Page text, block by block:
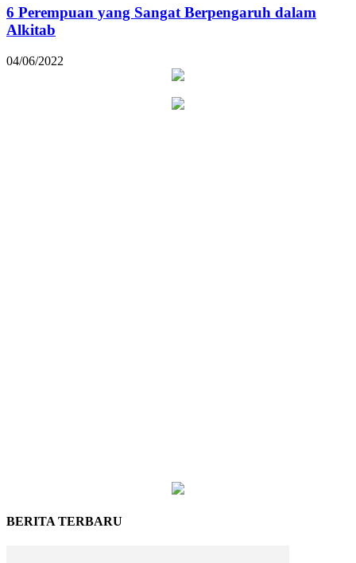
6 Perempuan yang Sangat Berpengaruh dalam
Alkitab
04/06/2022
BERITA TERBARU